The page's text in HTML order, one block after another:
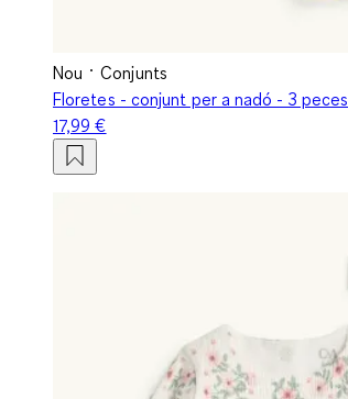
Nou
Conjunts
Floretes - conjunt per a nadó - 3 peces
17,99 €